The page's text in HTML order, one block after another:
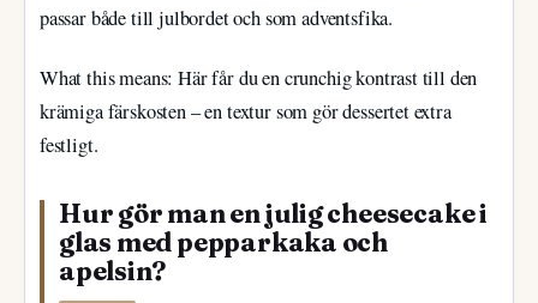
passar både till julbordet och som adventsfika.
What this means: Här får du en crunchig kontrast till den
krämiga färskosten – en textur som gör dessertet extra
festligt.
Hur gör man en julig cheesecake i
glas med pepparkaka och
apelsin?